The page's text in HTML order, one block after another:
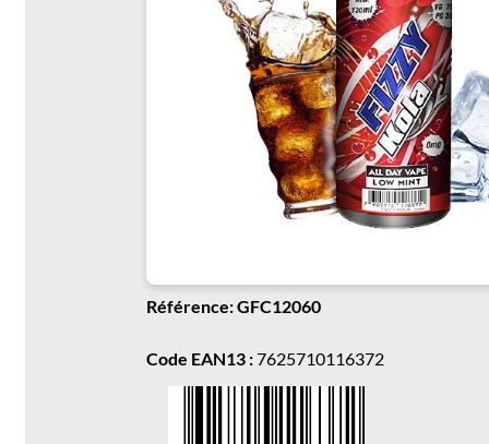
Référence: GFC12060
Code EAN13 :7625710116372